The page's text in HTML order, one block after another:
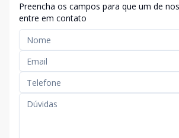
Preencha os campos para que um de
entre em contato